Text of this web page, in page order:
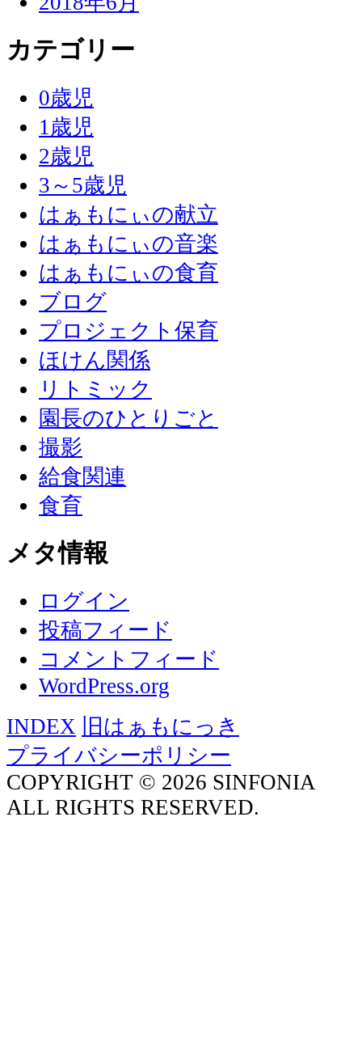
カテゴリー
0歳児
1歳児
2歳児
3～5歳児
はぁもにぃの献立
はぁもにぃの音楽
はぁもにぃの食育
ブログ
プロジェクト保育
ほけん関係
リトミック
園長のひとりごと
撮影
給食関連
食育
メタ情報
ログイン
投稿フィード
コメントフィード
WordPress.org
INDEX
旧はぁもにっき
プライバシーポリシー
COPYRIGHT © 2026 SINFONIA
ALL RIGHTS RESERVED.